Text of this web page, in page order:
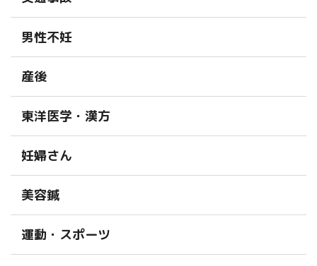
男性不妊
産後
東洋医学・漢方
妊婦さん
美容鍼
運動・スポーツ